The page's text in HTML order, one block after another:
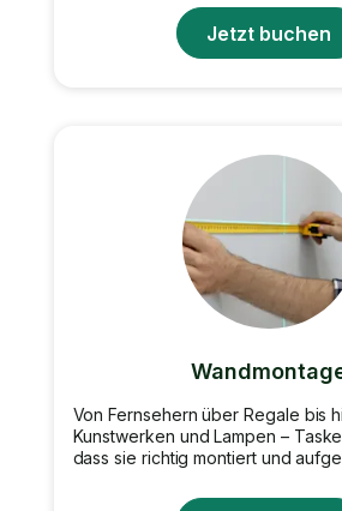
Jetzt buchen
Von Fernsehern über Regale bis
Kunstwerken und Lampen –
dass sie richtig montiert und